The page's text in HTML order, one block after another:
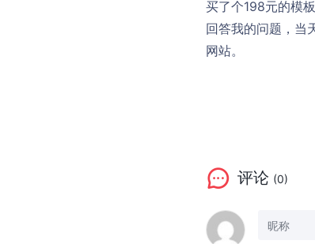
买了个198元的模
回答我的问题，当
网站。
评论 (0)